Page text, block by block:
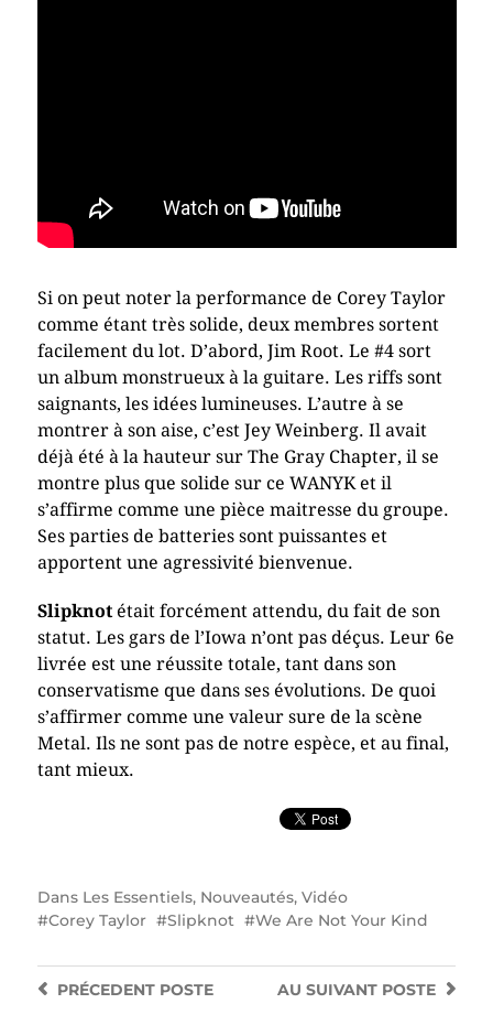
Si on peut noter la performance de Corey Taylor
comme étant très solide, deux membres sortent
facilement du lot. D’abord, Jim Root. Le #4 sort
un album monstrueux à la guitare. Les riffs sont
saignants, les idées lumineuses. L’autre à se
montrer à son aise, c’est Jey Weinberg. Il avait
déjà été à la hauteur sur The Gray Chapter, il se
montre plus que solide sur ce WANYK et il
s’affirme comme une pièce maitresse du groupe.
Ses parties de batteries sont puissantes et
apportent une agressivité bienvenue.
Slipknotétait forcément attendu, du fait de son
statut. Les gars de l’Iowa n’ont pas déçus. Leur 6e
livrée est une réussite totale, tant dans son
conservatisme que dans ses évolutions. De quoi
s’affirmer comme une valeur sure de la scène
Metal. Ils ne sont pas de notre espèce, et au final,
tant mieux.
Dans Les Essentiels, Nouveautés, Vidéo
Corey Taylor
Slipknot We Are Not Your Kind
AU SUIVANT POSTE
PRÉCEDENTPOSTE